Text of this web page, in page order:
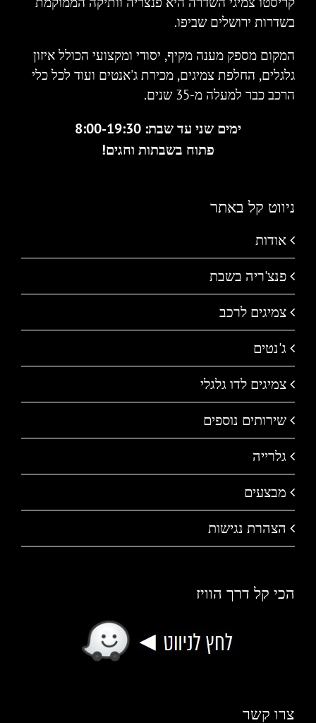
בשדרות ירושלים שביפו.
המקום מספק מענה מקיף, יסודי ומקצועי הכולל איזון
גלגלים, החלפת צמיגים, מכירת ג'אנטים ועוד לכל כלי
הרכב כבר למעלה מ-35 שנים.
ימים שני עד שבת: 8:00-19:30
פתוח בשבתות וחגים!
ניווט קל באתר
אודות
פנצ'ריה בשבת
צמיגים לרכב
ג'נטים
צמיגים לדו גלגלי
שירותים נוספים
גלרייה
מבצעים
הצהרת נגישות
הכי קל דרך הוויז
צרו קשר